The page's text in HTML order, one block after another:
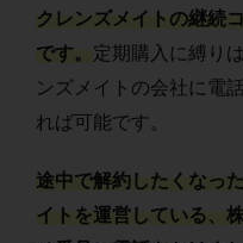
クレンズメイトの継続
です。 定期購入に縛り
ンズメイトの会社に電
れば可能です。
途中で解約したくなっ
イトを運営している、